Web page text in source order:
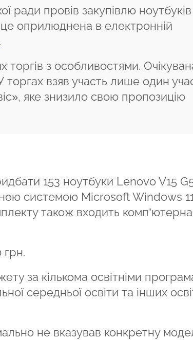
ради провів закупівлю
оприлюднена в електронній
торгів з особливостями.
торгах взяв участь лише один
яке знизило свою пропозицію
153 ноутбуки Lenovo V15
системою Microsoft Windows
також входить комп’ютерна
грн.
за кількома освітніми
середньої освіти та інших
не вказував конкретну